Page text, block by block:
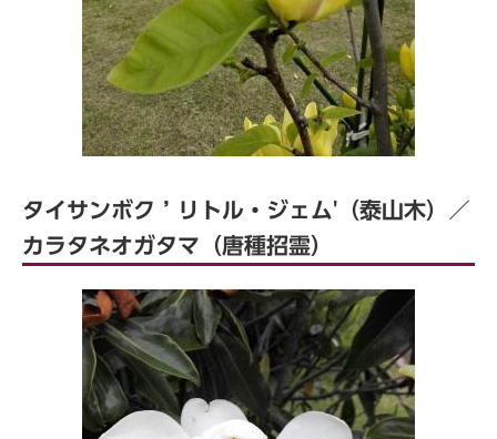
タイサンボク ’ リトル・ジェム'（泰山木）／
カラタネオガタマ（唐種招霊）